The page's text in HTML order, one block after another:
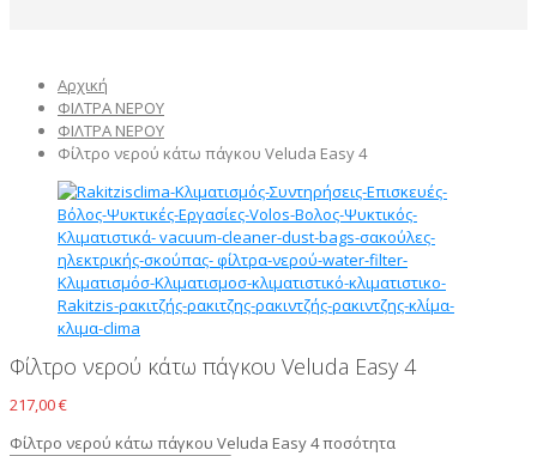
Αρχική
ΦΙΛΤΡΑ ΝΕΡΟΥ
ΦΙΛΤΡΑ ΝΕΡΟΥ
Φίλτρο νερού κάτω πάγκου Veluda Easy 4
Φίλτρο νερού κάτω πάγκου Veluda Easy 4
217,00€
Φίλτρο νερού κάτω πάγκου Veluda Easy 4 ποσότητα